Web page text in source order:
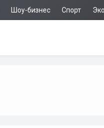
Шоу-бизнес Спорт